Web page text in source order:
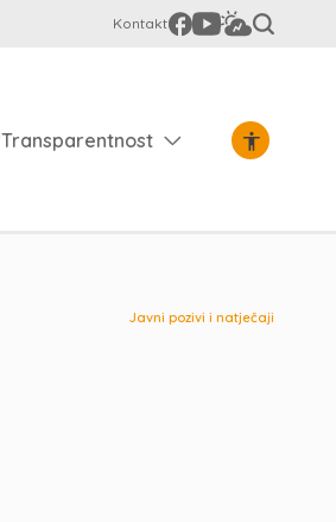
Kontakt
Transparentnost
Javni pozivi i natječaji